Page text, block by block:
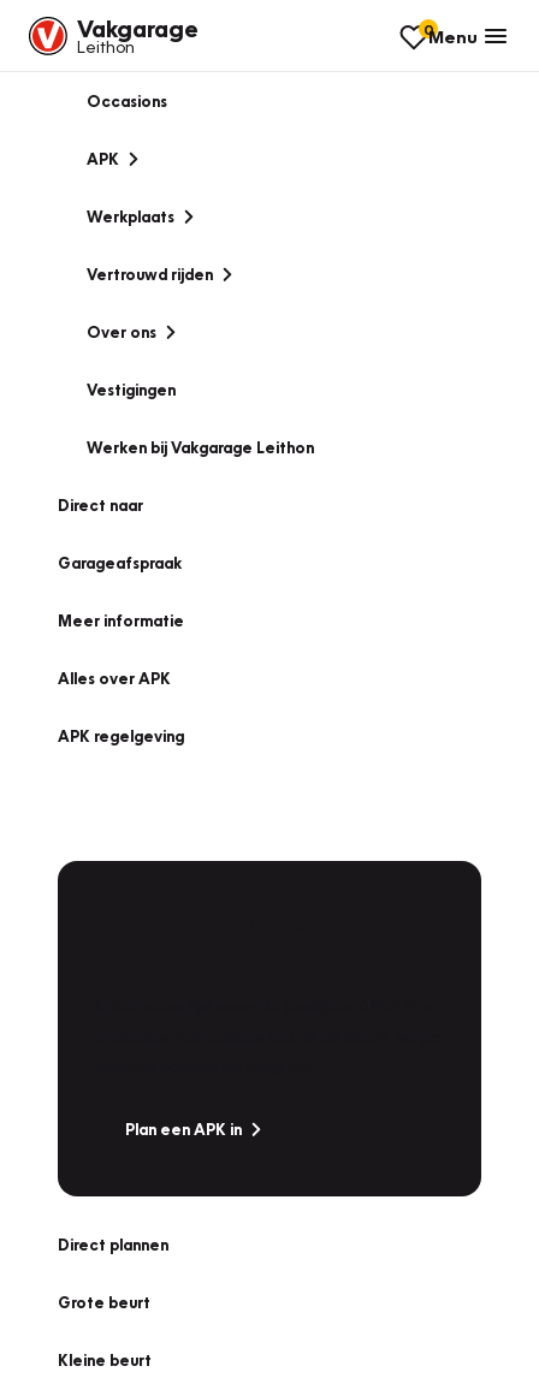
Vakgarage
Leithon
0Menu
Occasions
APK
Werkplaats
Vertrouwd rijden
Over ons
Vestigingen
Werken bij Vakgarage Leithon
Direct naar
Garageafspraak
Meer informatie
Alles over APK
APK regelgeving
Plan een APK in
Direct plannen
Grote beurt
Kleine beurt